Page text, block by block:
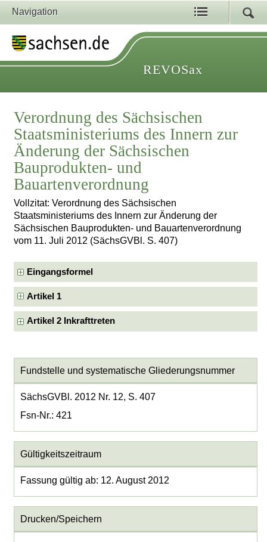
Navigation
REVOSax
Verordnung des Sächsischen
Staatsministeriums des Innern zur
Änderung der Sächsischen
Bauprodukten- und
Bauartenverordnung
Vollzitat: Verordnung des Sächsischen
Staatsministeriums des Innern zur Änderung der
Sächsischen Bauprodukten- und Bauartenverordnung
vom 11. Juli 2012 (SächsGVBl. S. 407)
Eingangsformel
Artikel 1
Artikel 2 Inkrafttreten
Fundstelle und systematische Gliederungsnummer
SächsGVBl. 2012 Nr. 12, S. 407
Fsn-Nr.: 421
Gültigkeitszeitraum
Fassung gültig ab: 12. August 2012
Drucken/Speichern